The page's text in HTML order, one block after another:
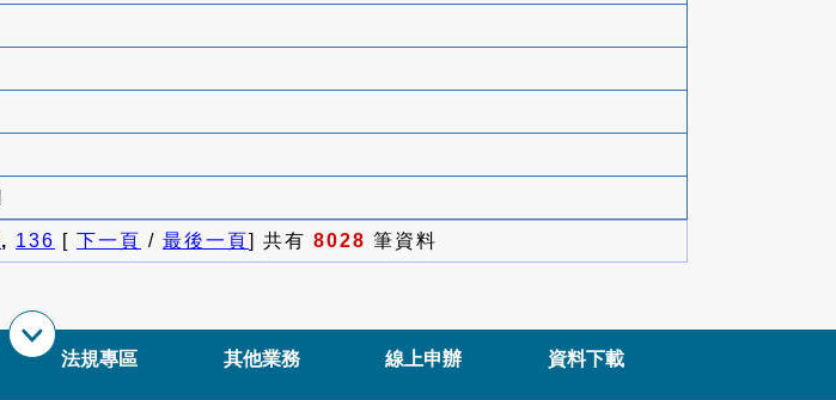
, 136 [ 下一頁 / 最後一頁] 共有 8028 筆資料
法規專區 其他業務 線上申辦 資料下載